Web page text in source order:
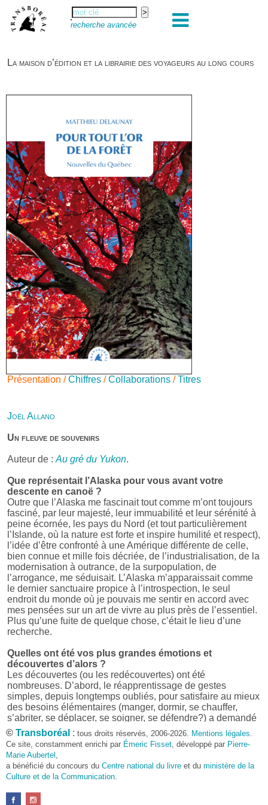
recherche avancée
La maison d’édition et la librairie des voyageurs au long cours
Présentation /Chiffres /Collaborations /Titres
Joël Allano
Un fleuve de souvenirs
Auteur de : Au gré du Yukon.
Que représentait l’Alaska pour vous avant votre
descente en canoë ?
Outre que l’Alaska me fascinait tout comme m’ont toujours
fasciné, par leur majesté, leur immuabilité et leur sérénité à
peine écornée, les pays du Nord (et tout particulièrement
l’Islande, où la nature est forte et inspire humilité et respect),
l’idée d’être confronté à une Amérique différente de celle,
bien connue et mille fois décriée, de l’industrialisation, de la
modernisation à outrance, de la surpopulation, de
l’arrogance, me séduisait. L’Alaska m’apparaissait comme
le dernier sanctuaire propice à l’introspection, le seul
endroit du monde où je pouvais me sentir en accord avec
mes pensées sur un art de vivre au plus près de l’essentiel.
Plus qu’une fuite de quelque chose, c’était le lieu d’une
recherche.
Quelles ont été vos plus grandes émotions et
découvertes d’alors ?
Les découvertes (ou les redécouvertes) ont été
nombreuses. D’abord, le réapprentissage de gestes
simples, depuis longtemps oubliés, pour satisfaire au mieux
des besoins élémentaires (manger, dormir, se chauffer,
s’abriter, se déplacer, se soigner, se défendre?) a demandé
beaucoup d’énergie et, parfois, d’ingéniosité car rien n’était
donné facilement. Cela a réclamé quelques talents
d’organisation et une façon inhabituelle de penser et d’agir.
Et puis, il y a eu, bien sûr, la découverte d’un monde parfois
bienveillant, parfois hostile, aux repères changeants,
absents ou fuyants, mais qui toujours forçait le respect et
imposait ses conditions.
© Transboréal : tous droits réservés, 2006-2026. Mentions légales
Ce site, constamment enrichi par Émeric Fisset , développé par Pierre-
Marie Aubertel
a bénéficié du concours du Centre national du livre et du ministère de la
Culture et de la Communication